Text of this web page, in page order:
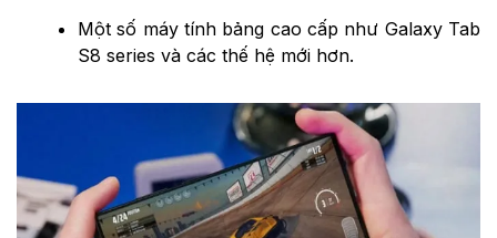
Một số máy tính bảng cao cấp như Galaxy Tab
S8 series và các thế hệ mới hơn.